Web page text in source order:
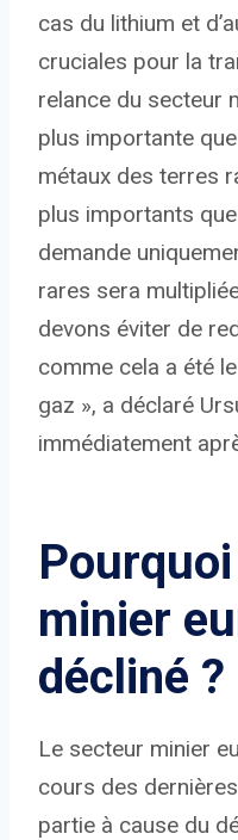
cas du lithium et
cruciales pour la
relance du secteur
plus importante
métaux des terres
plus importants
demande
rares sera
devons éviter de
comme cela a été
gaz », a déclaré
immédiatement
minier
décliné ?
Le secteur minier
cours des
partie à cause du